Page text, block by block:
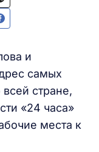
и
самых
всей стране,
«24 часа»
места к